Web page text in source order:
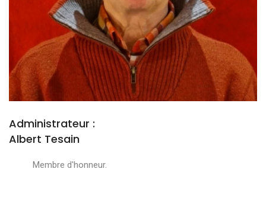
Administrateur :
Albert Tesain
Membre d'honneur.